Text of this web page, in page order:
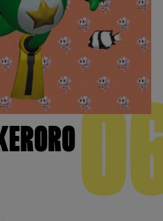
Fnac
S’inscrire